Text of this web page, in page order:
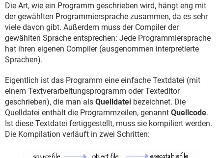
Die Art, wie ein Programm geschrieben wird, hängt eng mit
der gewählten Programmiersprache zusammen, da es sehr
viele davon gibt. Außerdem muss der Compiler der
gewählten Sprache entsprechen: Jede Programmiersprache
hat ihren eigenen Compiler (ausgenommen interpretierte
Sprachen).
Eigentlich ist das Programm eine einfache Textdatei (mit
einem Textverarbeitungsprogramm oder Texteditor
geschrieben), die man als Quelldatei bezeichnet. Die
Quelldatei enthält die Programmzeilen, genannt Quellcode.
Ist diese Textdatei fertiggestellt, muss sie kompiliert werden.
Die Kompilation verläuft in zwei Schritten: